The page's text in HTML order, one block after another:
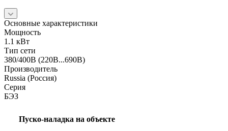
Основные характеристики
Мощность
1.1 кВт
Тип сети
380/400В (220В...690В)
Производитель
Russia (Россия)
Серия
БЭЗ
Пуско-наладка на объекте